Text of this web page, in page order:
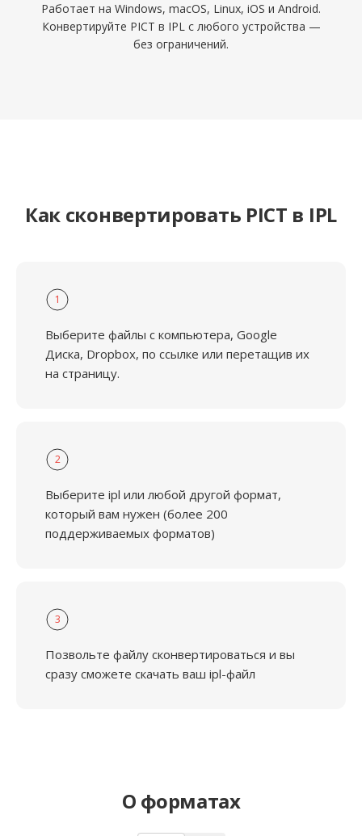
Работает на Windows, macOS, Linux, iOS и Android.
Конвертируйте PICT в IPL с любого устройства —
без ограничений.
Как сконвертировать PICT в IPL
1
Выберите файлы с компьютера, Google
Диска, Dropbox, по ссылке или перетащив их
на страницу.
2
Выберите ipl или любой другой формат,
который вам нужен (более 200
поддерживаемых форматов)
3
Позвольте файлу сконвертироваться и вы
сразу сможете скачать ваш ipl-файл
О форматах